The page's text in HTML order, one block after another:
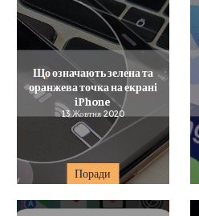
Поради
Що означають зелена та
оранжева точка на екрані
iPhone
13 Жовтня 2020